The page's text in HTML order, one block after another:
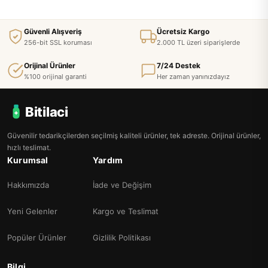
Güvenli Alışveriş
256-bit SSL koruması
Ücretsiz Kargo
2.000 TL üzeri siparişlerde
Orijinal Ürünler
%100 orijinal garanti
7/24 Destek
Her zaman yanınızdayız
Bitilaci
Güvenilir tedarikçilerden seçilmiş kaliteli ürünler, tek adreste. Orijinal ürünler,
hızlı teslimat.
Kurumsal
Hakkımızda
Yeni Gelenler
Popüler Ürünler
Yardım
İade ve Değişim
Kargo ve Teslimat
Gizlilik Politikası